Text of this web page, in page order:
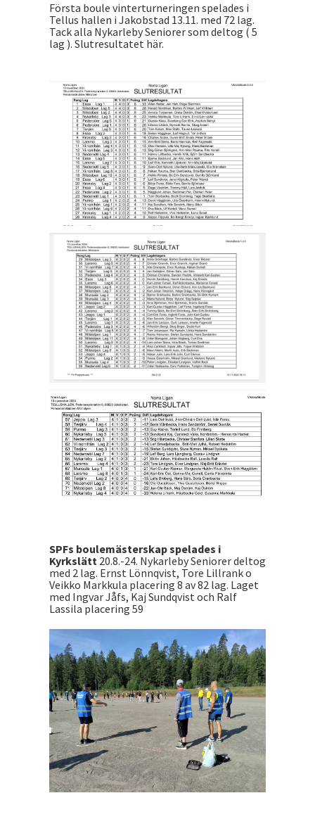
Första boule vinterturneringen spelades i
Tellus hallen i Jakobstad 13.11. med 72 lag.
Tack alla Nykarleby Seniorer som deltog ( 5
lag ). Slutresultatet här.
SPFs boulemästerskap spelades i
Kyrkslätt 20.8.-24. Nykarleby Seniorer deltog
med 2 lag. Ernst Lönnqvist, Tore Lillrank o
Veikko Markkula placering 8 av 82 lag. Laget
med Ingvar Jåfs, Kaj Sundqvist och Ralf
Lassila placering 59